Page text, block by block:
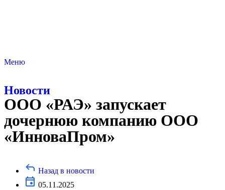
Меню
Новости
ООО «РАЭ» запускает
дочернюю компанию ООО
«ИнноваПром»
Назад в новости
05.11.2025